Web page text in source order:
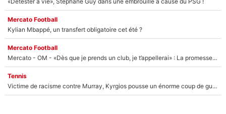
Mercato Football
Kylian Mbappé, un transfert obligatoire cet été ?
Mercato Football
Mercato - OM - «Dès que je prends un club, je t’appellerai» : La promesse de Marcelino au moment de claquer la porte
Tennis
Victime de racisme contre Murray, Kyrgios pousse un énorme coup de gueule !